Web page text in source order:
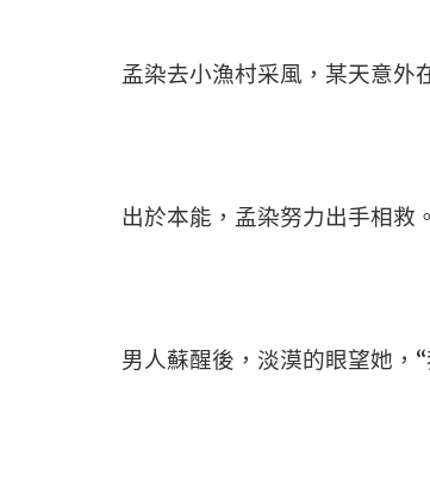
孟染去小漁村采風，某天意外
出於本能，孟染努力出手相救。
男人蘇醒後，淡漠的眼望她，